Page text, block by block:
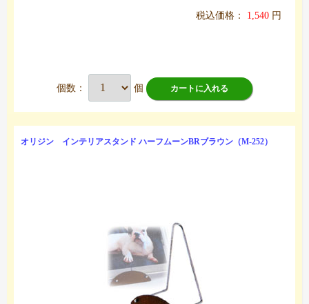
税込価格： 1,540 円
個数： 個 カートに入れる
オリジン インテリアスタンド ハーフムーンBRブラウン（M-252）